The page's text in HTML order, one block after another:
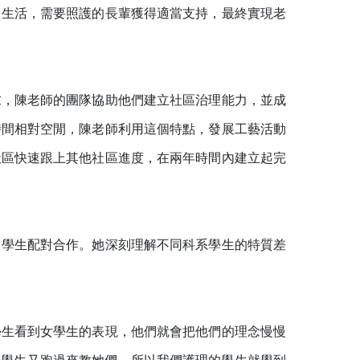
活，需要照護的長輩獲得適當支持，最終實現老
陳老師的團隊協助他們建立社區治理能力，並成
相對空閒，陳老師利用這個特點，發展工藝活動
快速跟上其他社區進度，在兩年時間內建立起完
生配對合作。她深刻理解不同科系學生的特質差
看到女學生的表現，他們就會把他們的理念慢慢